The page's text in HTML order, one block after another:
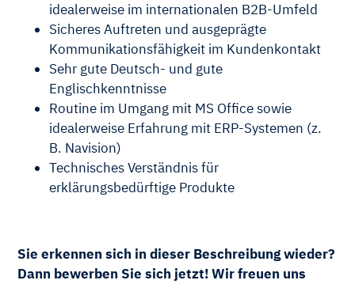
idealerweise im internationalen B2B-Umfeld
Sicheres Auftreten und ausgeprägte
Kommunikationsfähigkeit im Kundenkontakt
Sehr gute Deutsch- und gute
Englischkenntnisse
Routine im Umgang mit MS Office sowie
idealerweise Erfahrung mit ERP-Systemen (z.
B. Navision)
Technisches Verständnis für
erklärungsbedürftige Produkte
Sie erkennen sich in dieser Beschreibung wieder?
Dann bewerben Sie sich jetzt! Wir freuen uns